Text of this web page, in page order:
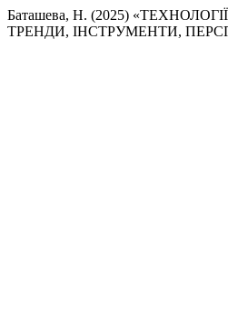
Баташева, Н. (2025)
ТРЕНДИ, ІНСТРУМЕНТИ,